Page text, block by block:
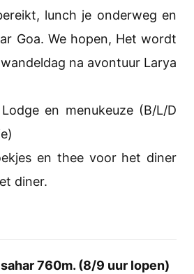
lunch je onderweg en
Goa. We hopen, Het wordt
na avontuur Larya
en menukeuze (B/L/D
en thee voor het diner
diner.
760m. (8/9 uur lopen)